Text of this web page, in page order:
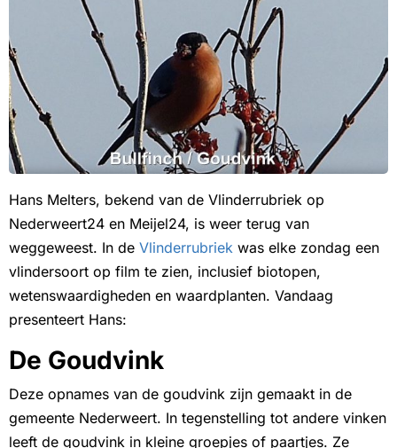
Hans Melters, bekend van de Vlinderrubriek op
Nederweert24 en Meijel24, is weer terug van
weggeweest. In de Vlinderrubriek was elke zondag een
vlindersoort op film te zien, inclusief biotopen,
wetenswaardigheden en waardplanten. Vandaag
presenteert Hans:
De Goudvink
Deze opnames van de goudvink zijn gemaakt in de
gemeente Nederweert. In tegenstelling tot andere vinken
leeft de goudvink in kleine groepjes of paartjes. Ze